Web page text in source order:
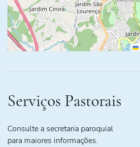
Serviços Pastorais
Consulte a secretaria paroquial
para maiores informações.